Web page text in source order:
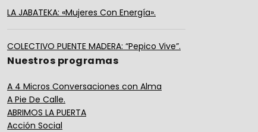
LA JABATEKA: «Mujeres Con Energía».
COLECTIVO PUENTE MADERA: “Pepico Vive”.
Nuestros programas
A 4 Micros Conversaciones con Alma
A Pie De Calle.
ABRIMOS LA PUERTA
Acción Social